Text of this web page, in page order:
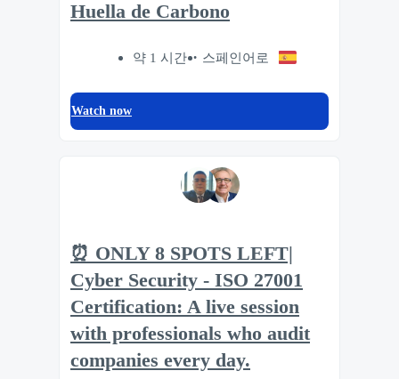
Huella de Carbono
약 1 시간 스페인어로
Watch now
⏰ ONLY 8 SPOTS LEFT|
Cyber Security - ISO 27001
Certification: A live session
with professionals who audit
companies every day.